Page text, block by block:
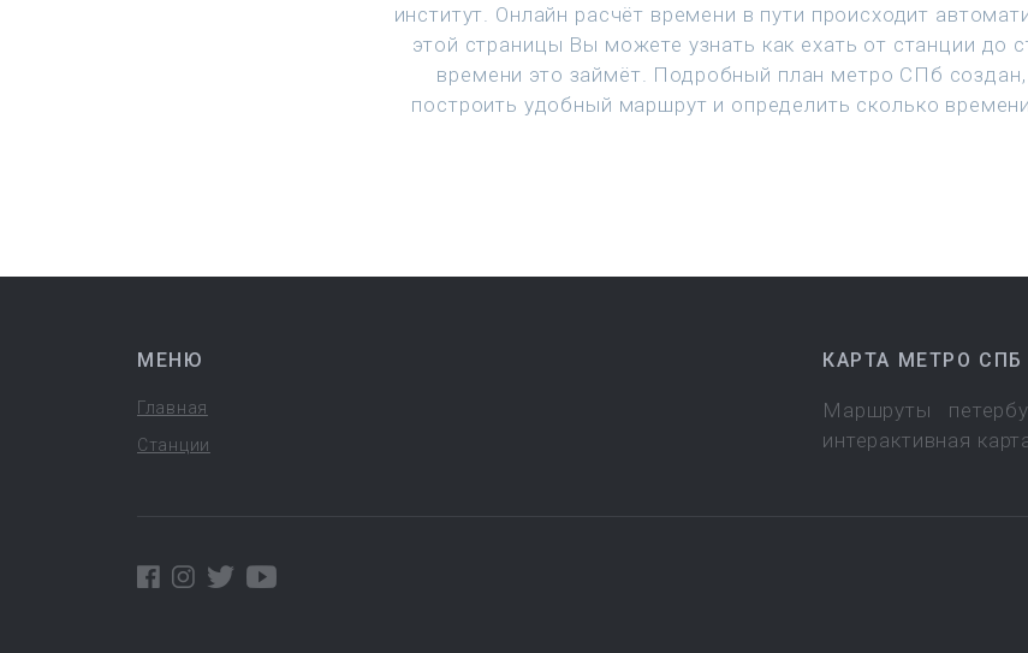
институт. Онлайн расчёт времени в пути происходит
этой страницы Вы можете узнать как ехать от станции до
времени это займёт. Подробный план метро СПб
построить удобный маршрут и определить сколько
МЕНЮ
Главная
Станции
КАРТА МЕТРО СПБ
Маршруты
интерактивная